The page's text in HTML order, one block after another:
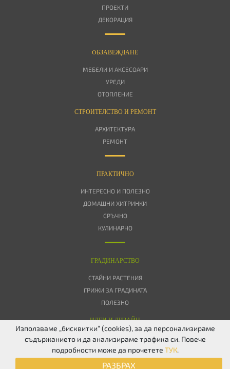
ПРОЕКТИ
ДЕКОРАЦИЯ
OБЗАВЕЖДАНЕ
МЕБЕЛИ И АКСЕСОАРИ
УРЕДИ
ОТОПЛЕНИЕ
СТРОИТЕЛСТВО И РЕМОНТ
АРХИТЕКТУРА
РЕМОНТ
ПРАКТИЧНО
ИНТЕРЕСНО И ПОЛЕЗНО
ДОМАШНИ ХИТРИНКИ
СРЪЧНО
КУЛИНАРНО
ГРАДИНАРСТВО
СТАЙНИ РАСТЕНИЯ
ГРИЖИ ЗА ГРАДИНАТА
ПОЛЕЗНО
ИДЕИ И ДИЗАЙН
ПОВЕРИТЕЛНОСТ БИСКВИТКИ КОНТАКТИ
TWITTER
Използваме „бисквитки“ (cookies), за да персонализираме
съдържанието и да анализираме трафика си. Повече
подробности може да прочетете ТУК.
РАЗБРАХ